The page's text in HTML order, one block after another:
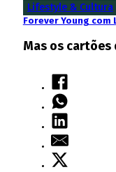
Lifestyle & Cultura
Forever Young com
Mas os